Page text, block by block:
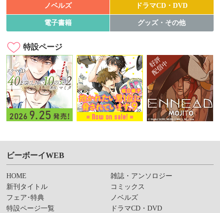
ノベルズ ドラマCD・DVD
電子書籍 グッズ・その他
特設ページ
ビーボーイWEB
HOME
新刊タイトル
フェア･特典
特設ページ一覧
雑誌・アンソロジー
コミックス
ノベルズ
ドラマCD・DVD